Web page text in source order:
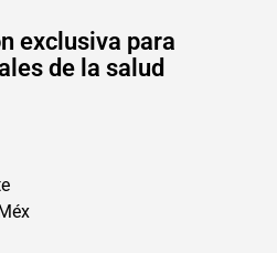
exclusiva para
de la salud